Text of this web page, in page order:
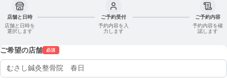
店舗と日時
店舗と日時を
選択します
ご予約受付
予約内容を入
力します
ご予約内容
予約内容を確
認します
ご希望の店舗 必須